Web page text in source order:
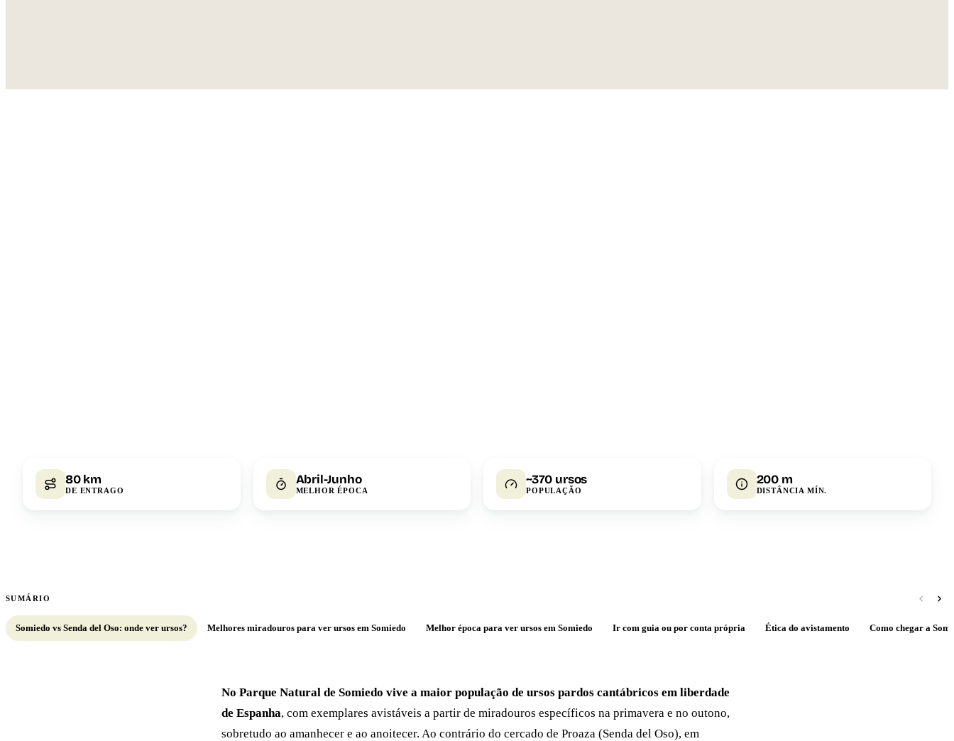
80 km
DE ENTRAGO
Abril-Junho
MELHOR ÉPOCA
~370 ursos
POPULAÇÃO
200 m
DISTÂNCIA MÍN.
SUMÁRIO
Somiedo vs Senda del Oso: onde ver ursos? Melhores miradouros para ver ursos em Somiedo Melhor época para ver ursos em Somiedo Ir com guia ou por conta própria Ética do avistamento Como chegar a
No Parque Natural de Somiedo vive a maior população de ursos pardos cantábricos em liberdade
de Espanha, com exemplares avistáveis a partir de miradouros específicos na primavera e no outono,
sobretudo ao amanhecer e ao anoitecer. Ao contrário do cercado de Proaza (Senda del Oso), em